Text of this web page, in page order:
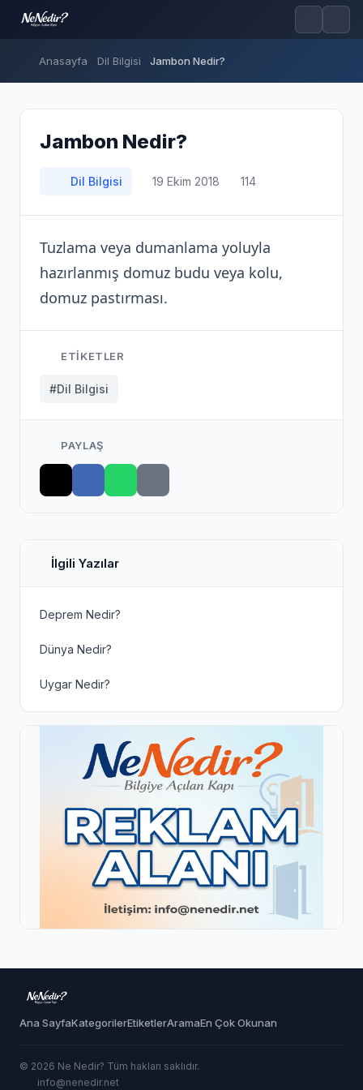
Anasayfa Dil Bilgisi Jambon Nedir?
Jambon Nedir?
Dil Bilgisi 19 Ekim 2018 114
Tuzlama veya dumanlama yoluyla
hazırlanmış domuz budu veya kolu,
domuz pastırması.
ETIKETLER
#Dil Bilgisi
PAYLAŞ
İlgili Yazılar
Deprem Nedir?
Dünya Nedir?
Uygar Nedir?
Ana SayfaKategorilerEtiketlerAramaEn Çok Okunan
© 2026 Ne Nedir? Tüm hakları saklıdır.
info@nenedir.net